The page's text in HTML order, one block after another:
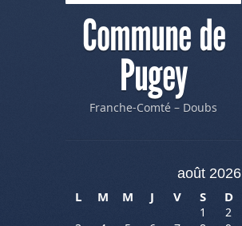
Commune de
Pugey
Franche-Comté – Doubs
août 2026
L
M M J V S D
1
2